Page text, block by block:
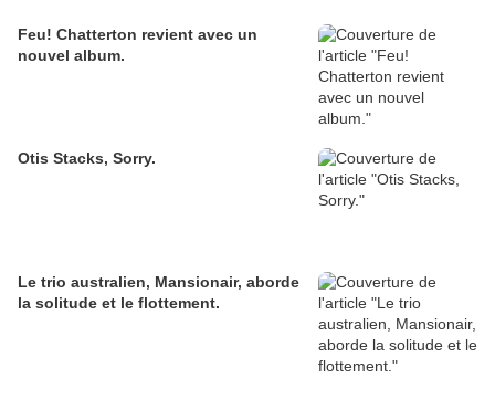
Feu! Chatterton revient avec un
nouvel album.
Otis Stacks, Sorry.
Le trio australien, Mansionair, aborde
la solitude et le flottement.